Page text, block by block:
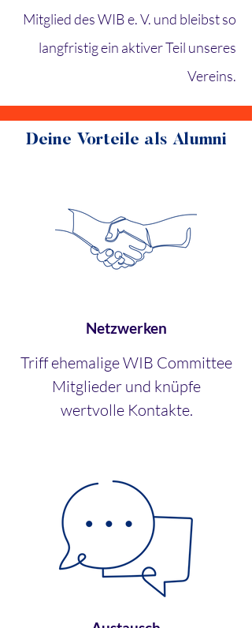
Mitglied des WIB e. V. und bleibst so
langfristig ein aktiver Teil unseres
Vereins.
Deine Vorteile als Alumni
Netzwerken
Triff ehemalige WIB Committee
Mitglieder und knüpfe
wertvolle Kontakte.